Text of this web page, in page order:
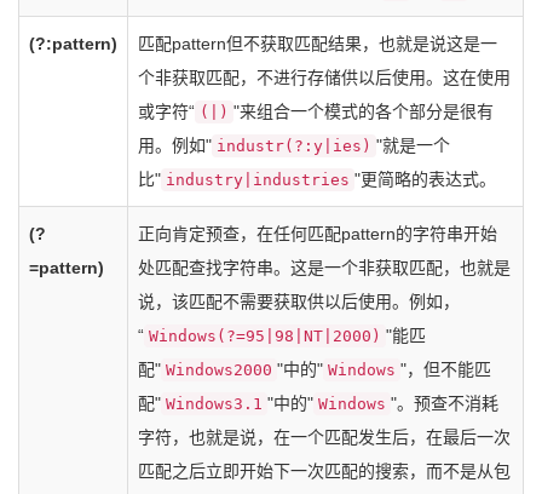
(?:pattern)
匹配pattern但不获取匹配结果，也就是说这是一
个非获取匹配，不进行存储供以后使用。这在使用
或字符“ (|) "来组合一个模式的各个部分是很有
用。例如" industr(?:y|ies) "就是一个
比" industry|industries "更简略的表达式。
(?
=pattern)
正向肯定预查，在任何匹配pattern的字符串开始
处匹配查找字符串。这是一个非获取匹配，也就是
说，该匹配不需要获取供以后使用。例如，
“ Windows(?=95|98|NT|2000) "能匹
配" Windows2000 "中的" Windows "，但不能匹
配" Windows3.1 "中的" Windows "。预查不消耗
字符，也就是说，在一个匹配发生后，在最后一次
匹配之后立即开始下一次匹配的搜索，而不是从包